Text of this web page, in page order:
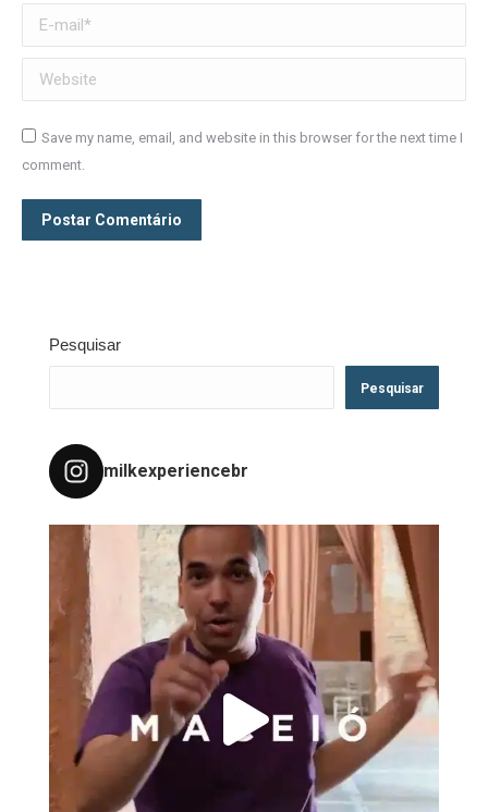
E-mail *
Website
Save my name, email, and website in this browser for the next time I
comment.
Postar Comentário
Pesquisar
Pesquisar
milkexperiencebr